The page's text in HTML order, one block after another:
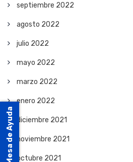
septiembre 2022
agosto 2022
julio 2022
mayo 2022
marzo 2022
enero 2022
diciembre 2021
noviembre 2021
octubre 2021
Mesa de Ayuda